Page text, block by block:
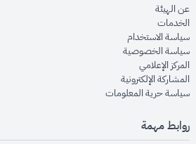
عن الهيئةopens in new window
الخدماتopens in new window
سياسة الاستخدام
سياسة الخصوصيةopens in new window
المركز الإعلاميopens in new window
المشاركة الإلكترونيةopens in new window
سياسة حرية المعلوماتopens in new window
روابط مهمة